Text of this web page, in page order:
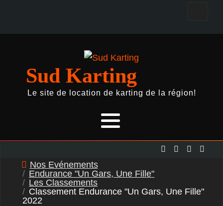
Sud Karting
Le site de location de karting de la région!
Nos Evénements
Endurance "Un Gars, Une Fille"
Les Classements
Classement Endurance "Un Gars, Une Fille"
2022